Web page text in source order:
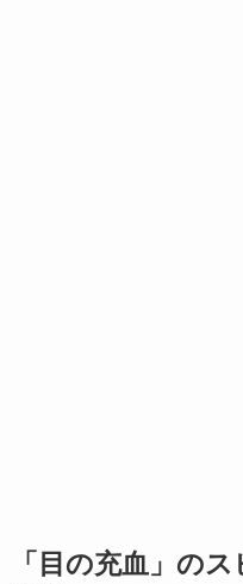
「目の充血」の